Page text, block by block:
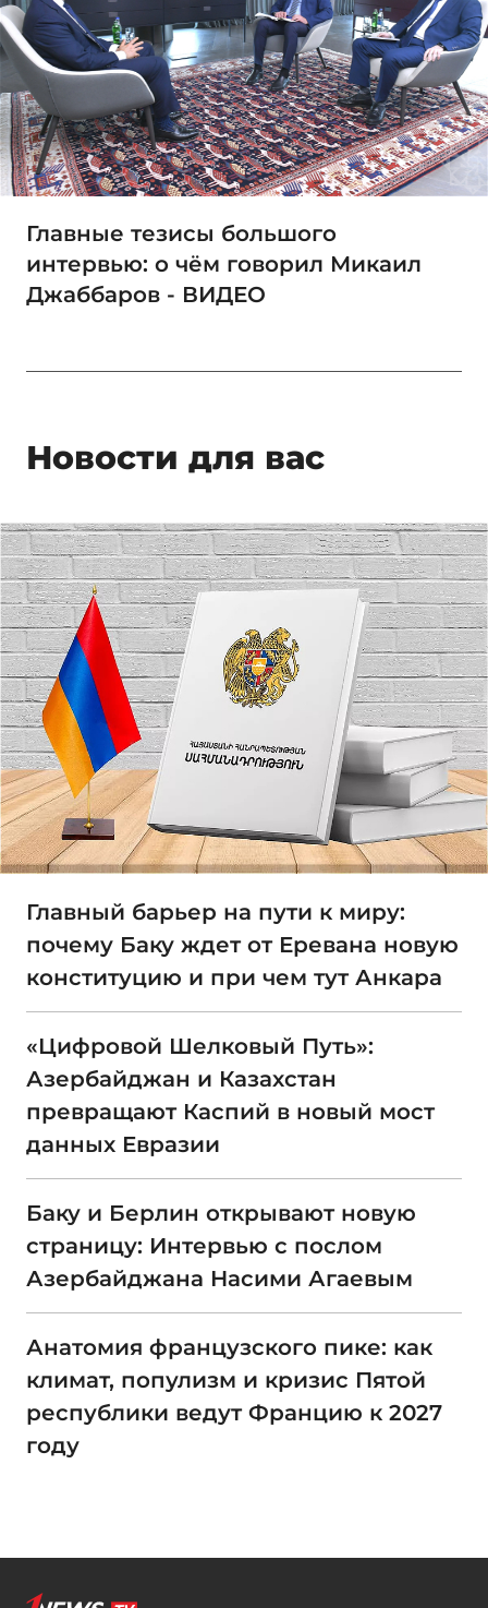
Главные тезисы большого
интервью: о чём говорил Микаил
Джаббаров - ВИДЕО
Новости для вас
Главный барьер на пути к миру:
почему Баку ждет от Еревана новую
конституцию и при чем тут Анкара
«Цифровой Шелковый Путь»:
Азербайджан и Казахстан
превращают Каспий в новый мост
данных Евразии
Баку и Берлин открывают новую
страницу: Интервью с послом
Азербайджана Насими Агаевым
Анатомия французского пике: как
климат, популизм и кризис Пятой
республики ведут Францию к 2027
году